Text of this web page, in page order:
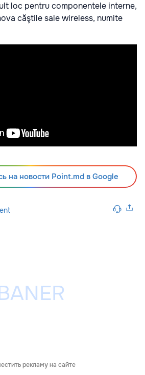
loc pentru componentele interne,
căştile sale wireless, numite
на новости Point.md в Google
рекламу на сайте